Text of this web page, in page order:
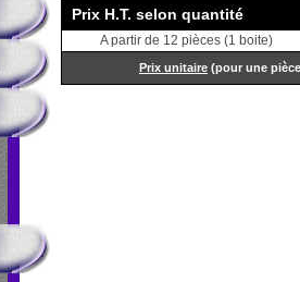
Prix H.T. selon quantité
A partir de 12 pièces (1 boite)
Prix unitaire (pour une